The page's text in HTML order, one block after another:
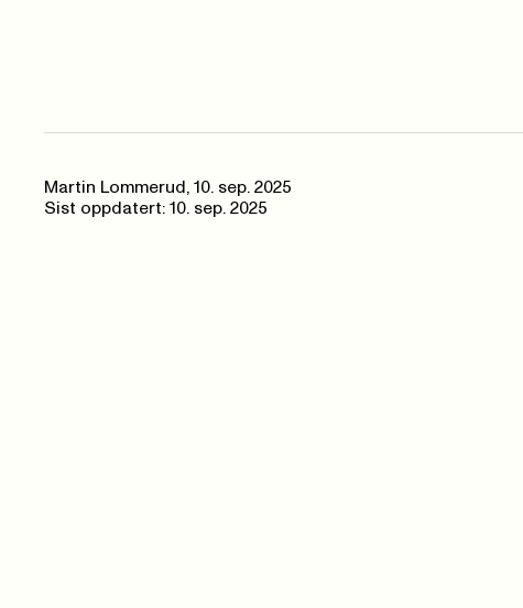
Martin Lommerud , 10. sep. 2025
Sist oppdatert: 10. sep. 2025